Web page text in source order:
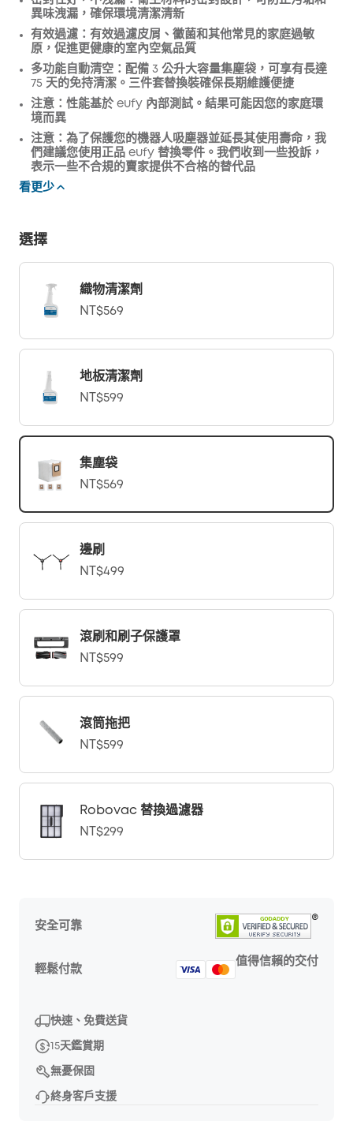
折扣
優惠碼:
異味洩漏，確保環境清潔清新
有效過濾： 有效過濾皮屑、黴菌和其他常見的家庭過敏
原，促進更健康的室內空氣品質
多功能自動清空： 配備 3 公升大容量集塵袋，可享有長達
75 天的免持清潔。三件套替換裝確保長期維護便捷
注意：性能基於 eufy 內部測試。結果可能因您的家庭環
境而異
注意：為了保護您的機器人吸塵器並延長其使用壽命，我
們建議您使用正品 eufy 替換零件。我們收到一些投訴，
表示一些不合規的賣家提供不合格的替代品
看更少
選擇
織物清潔劑
NT$569
地板清潔劑
NT$599
集塵袋
NT$569
邊刷
NT$499
滾刷和刷子保護罩
NT$599
滾筒拖把
NT$599
Robovac 替換過濾器
NT$299
安全可靠
輕鬆付款
值得信賴的交付
快速、免費送貨
15天鑑賞期
無憂保固
終身客戶支援